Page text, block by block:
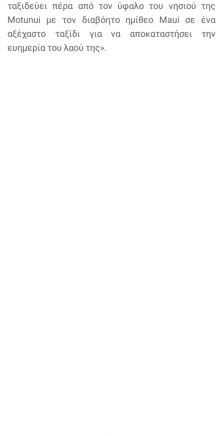
ταξιδεύει πέρα από τον ύφαλο του νησιού της
Motunui με τον διαβόητο ημίθεο Maui σε ένα
αξέχαστο ταξίδι για να αποκαταστήσει την
ευημερία του λαού της».